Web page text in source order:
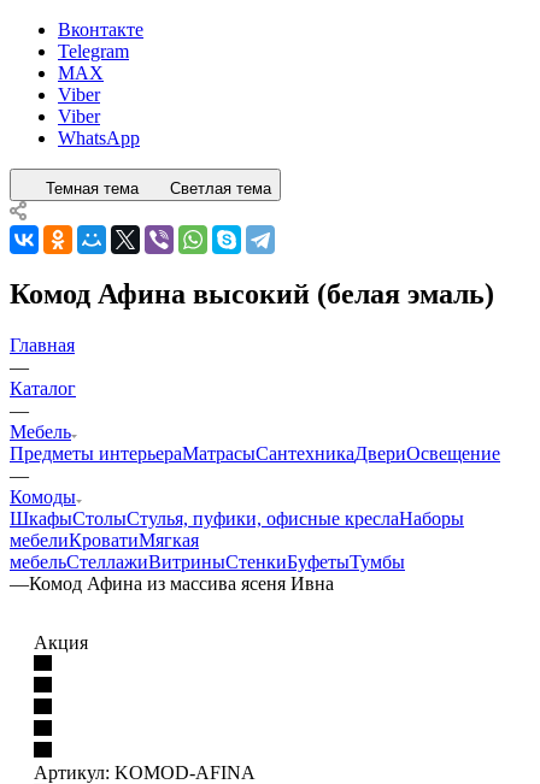
Вконтакте
Telegram
MAX
Viber
Viber
WhatsApp
Темная тема Светлая тема
Комод Афина высокий (белая эмаль)
Главная
—
Каталог
—
Мебель
Предметы интерьераМатрасыСантехникаДвериОсвещение
—
Комоды
ШкафыСтолыСтулья, пуфики, офисные креслаНаборы
мебелиКроватиМягкая
мебельСтеллажиВитриныСтенкиБуфетыТумбы
—Комод Афина из массива ясеня Ивна
Акция
Артикул: KOMOD-AFINA